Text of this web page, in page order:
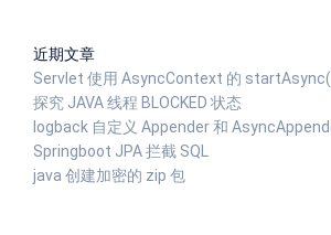
近期文章
Servlet 使用 AsyncContext 的
探究 JAVA 线程 BLOCKED 状态
logback 自定义 Appender 和
Springboot JPA 拦截 SQL
java 创建加密的 zip 包